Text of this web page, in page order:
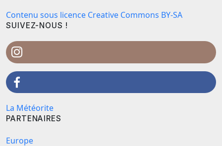
Contenu sous licence Creative Commons BY-SA
SUIVEZ-NOUS !
La Météorite
PARTENAIRES
Europe